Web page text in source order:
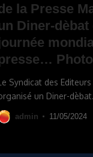
la Presse
Diner-
Syndicat des
un Diner-dèbat
admin 11/05/2024